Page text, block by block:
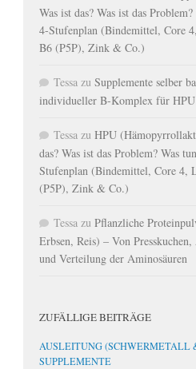
Was ist das? Was ist das
4-Stufenplan (Bindemittel, Core
B6 (P5P), Zink & Co.)
Tessa zu Supplemente selber
individueller B-Komplex für
Tessa zu HPU
das? Was ist das Problem? Was
Stufenplan (Bindemittel, Core 4,
(P5P), Zink & Co.)
Tessa zu Pflanzliche
Erbsen, Reis) – Von
und Verteilung der Aminosäuren
ZUFÄLLIGE BEITRÄGE
AUSLEITUNG (SCHWERMETALL
SUPPLEMENTE